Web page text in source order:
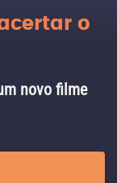
o
novo filme